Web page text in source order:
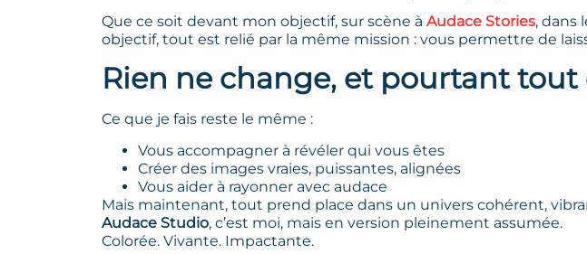
Que ce soit devant mon objectif, sur scène à Audace Stories, dans
objectif, tout est relié par la même mission : vous permettre de
Rien ne change, et pourtant
Ce que je fais reste le même :
Vous accompagner à révéler qui vous êtes
Créer des images vraies, puissantes, alignées
Vous aider à rayonner avec audace
Mais maintenant, tout prend place dans un univers cohérent,
Audace Studio, c’est moi, mais en version pleinement assumée.
Colorée. Vivante. Impactante.